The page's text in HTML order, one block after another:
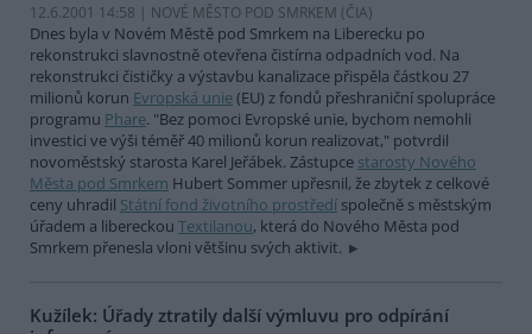
12.6.2001 14:58 | NOVÉ MĚSTO POD SMRKEM (ČIA)
Dnes byla v Novém Městě pod Smrkem na Liberecku po
rekonstrukci slavnostně otevřena čistírna odpadních vod. Na
rekonstrukci čističky a výstavbu kanalizace přispěla částkou 27
milionů korun Evropská unie(EU) z fondů přeshraniční spolupráce
programu Phare. "Bez pomoci Evropské unie, bychom nemohli
investici ve výši téměř 40 milionů korun realizovat," potvrdil
novoměstský starosta Karel Jeřábek. Zástupce starosty Nového
Města pod Smrkem Hubert Sommer upřesnil, že zbytek z celkové
ceny uhradil Státní fond životního prostředí společně s městským
úřadem a libereckou Textilanou, která do Nového Města pod
Smrkem přenesla vloni většinu svých aktivit.
Kužílek: Úřady ztratily další výmluvu pro odpírání